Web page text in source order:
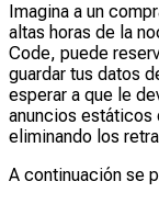
Imagina a un
altas horas de la
Code, puede
guardar tus datos
esperar a que le
anuncios estáticos
eliminando los
A continuación se